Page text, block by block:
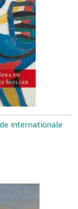
internationale